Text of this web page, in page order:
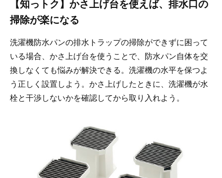
【知っトク】かさ上げ台を使えば、排水口の
掃除が楽になる
洗濯機防水パンの排水トラップの掃除ができずに困って
いる場合、かさ上げ台を使うことで、防水パン自体を交
換しなくても悩みが解決できる。洗濯機の水平を保つよ
う正しく設置しよう。かさ上げしたときに、洗濯機が水
栓と干渉しないかを確認してから取り入れよう。